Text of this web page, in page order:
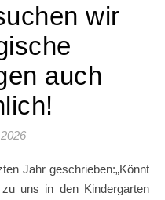
wir
auch
uns in den Kindergarten